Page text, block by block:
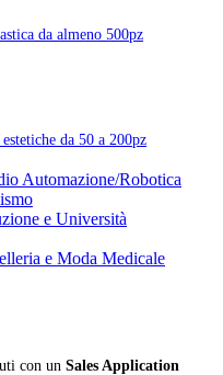
da almeno 500pz
da 50 a 200pz
Automazione/Robotica
e Università
e Moda Medicale
con un Sales Application